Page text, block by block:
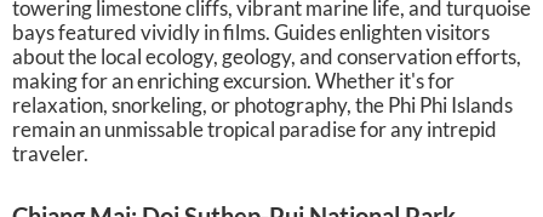
towering limestone cliffs, vibrant marine life, and turquoise
bays featured vividly in films. Guides enlighten visitors
about the local ecology, geology, and conservation efforts,
making for an enriching excursion. Whether it's for
relaxation, snorkeling, or photography, the Phi Phi Islands
remain an unmissable tropical paradise for any intrepid
traveler.